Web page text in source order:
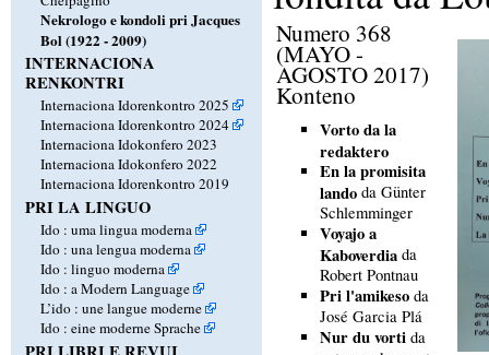
Nekrologo e kondoli pri Jacques
Bol (1922 - 2009)
INTERNACIONA
RENKONTRI
Internaciona Idorenkontro 2025
Internaciona Idorenkontro 2024
Internaciona Idokonfero 2023
Internaciona Idokonfero 2022
Internaciona Idorenkontro 2019
PRI LA LINGUO
Ido : uma lingua moderna
Ido : una lengua moderna
Ido : linguo moderna
Ido : a Modern Language
L’ido : une langue moderne
Ido : eine moderne Sprache
Numero 368
(MAYO -
AGOSTO 2017)
Konteno
Vorto da la
redaktero
En la promisita
landoda Günter
Schlemminger
Voyajo a
Kaboverdiada
Robert Pontnau
Pri l'amikesoda
José Garcia Plá
Nur du vortida